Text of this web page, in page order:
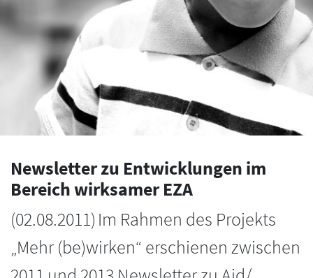
Newsletter zu Entwicklungen im
Bereich wirksamer EZA
(02.08.2011) Im Rahmen des Projekts
„Mehr (be)wirken“ erschienen zwischen